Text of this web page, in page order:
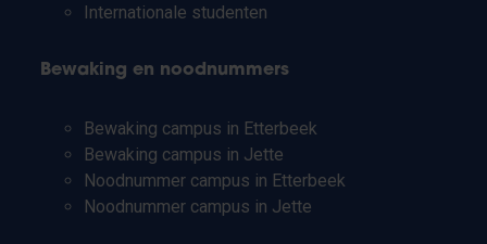
Internationale studenten
Bewaking en noodnummers
Bewaking campus in Etterbeek
Bewaking campus in Jette
Noodnummer campus in Etterbeek
Noodnummer campus in Jette